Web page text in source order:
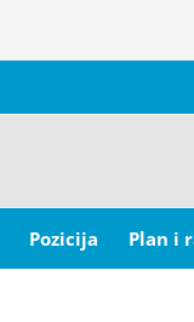
Pozicija Plan i